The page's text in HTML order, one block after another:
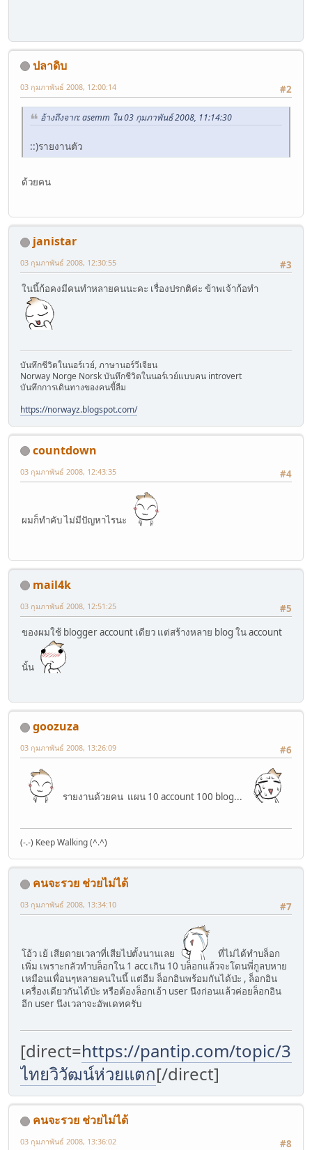
ปลาดิบ
#2
03 กุมภาพันธ์ 2008, 12:00:14
อ้างถึงจาก: asemm ใน 03 กุมภาพันธ์ 2008, 11:14:30
::)รายงานตัว
ด้วยคน
janistar
#3
03 กุมภาพันธ์ 2008, 12:30:55
ในนี้ก้อคงมีคนทำหลายคนนะคะ เรื่องปรกติค่ะ ข้าพเจ้าก้อทำ
บันทึกชีวิตในนอร์เวย์, ภาษานอร์วีเจียน
Norway Norge Norsk บันทึกชีวิตในนอร์เวย์แบบคน introvert
บันทึกการเดินทางของคนขี้ลืม
https://norwayz.blogspot.com/
countdown
#4
03 กุมภาพันธ์ 2008, 12:43:35
ผมก็ทำคับ ไม่มีปัญหาไรนะ
mail4k
#5
03 กุมภาพันธ์ 2008, 12:51:25
ของผมใช้ blogger account เดียว แต่สร้างหลาย blog ใน account
นั้น
goozuza
#6
03 กุมภาพันธ์ 2008, 13:26:09
รายงานด้วยคน แผน 10 account 100 blog...
(-.-) Keep Walking (^.^)
คนจะรวย ช่วยไม่ได้
#7
03 กุมภาพันธ์ 2008, 13:34:10
โอ้ว เย้ เสียดายเวลาที่เสียไปตั้งนานเลย
ที่ไม่ได้ทำบล็อก
เพิ่ม เพราะกลัวทำบล็อกใน 1 acc เกิน 10 บล็อกแล้วจะโดนพี่กูลบหาย
เหมือนเพื่อนๆหลายคนในนี้ แต่อืม ล็อกอินพร้อมกันได้ป่ะ , ล็อกอิน
เครื่องเดียวกันได้ป่ะ หรือต้องล็อกเอ้า user นึงก่อนแล้วค่อยล็อกอิน
อีก user นึงเวลาจะอัพเดทครับ
[direct=https://pantip.com/topic/
ไทยวิวัฒน์ห่วยแตก[/direct]
คนจะรวย ช่วยไม่ได้
#8
03 กุมภาพันธ์ 2008, 13:36:02